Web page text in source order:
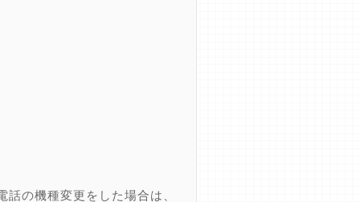
の機種変更をした場合は、